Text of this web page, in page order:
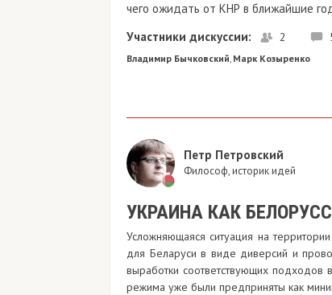
чего ожидать от КНР в ближайшие
Участники дискуссии:
2
Владимир Бычковский, Марк Козыренко
Петр Петровский
Философ, историк идей
УКРАИНА КАК
Усложняющаяся ситуация на
для Беларуси в виде диверсий и
выработки соответствующих подходов
режима уже были предприняты как